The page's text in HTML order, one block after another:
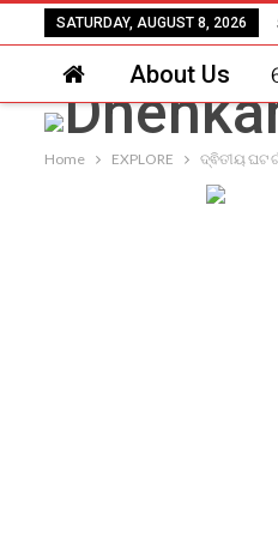
SATURDAY, AUGUST 8, 2026
About Us
Home EXPLORE ଦ୍ଵିତୀୟ ଘଟ